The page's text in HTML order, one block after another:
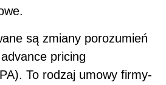
są zmiany porozumień
pricing
To rodzaj umowy firmy-